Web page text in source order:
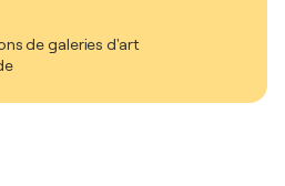
de galeries d'art